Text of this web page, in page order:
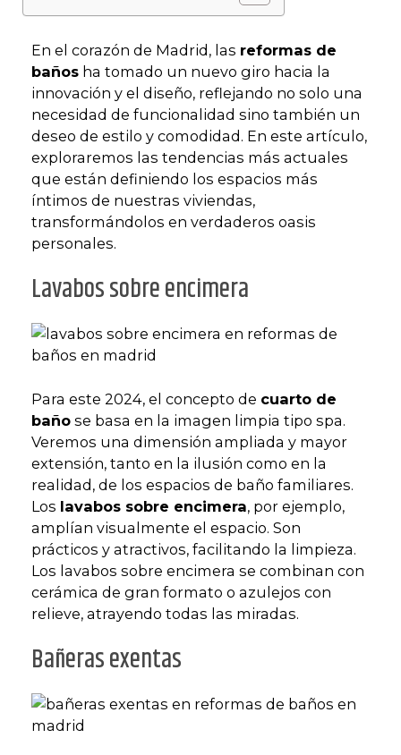
En el corazón de Madrid, las reformas de
baños ha tomado un nuevo giro hacia la
innovación y el diseño, reflejando no solo una
necesidad de funcionalidad sino también un
deseo de estilo y comodidad. En este artículo,
exploraremos las tendencias más actuales
que están definiendo los espacios más
íntimos de nuestras viviendas,
transformándolos en verdaderos oasis
personales.
Lavabos sobre encimera
Para este 2024, el concepto de cuarto de
baño se basa en la imagen limpia tipo spa.
Veremos una dimensión ampliada y mayor
extensión, tanto en la ilusión como en la
realidad, de los espacios de baño familiares.
Los lavabos sobre encimera, por ejemplo,
amplían visualmente el espacio. Son
prácticos y atractivos, facilitando la limpieza.
Los lavabos sobre encimera se combinan con
cerámica de gran formato o azulejos con
relieve, atrayendo todas las miradas.
Bañeras exentas